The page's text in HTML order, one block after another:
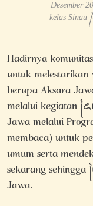
Desember
kelas
Hadirnya
untuk
berupa Aksara
melalui kegiatan
Jawa melalui
membaca) untuk
umum serta
sekarang
Jawa.